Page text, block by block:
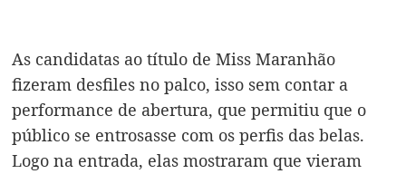
As candidatas ao título de Miss Maranhão
fizeram desfiles no palco, isso sem contar a
performance de abertura, que permitiu que o
público se entrosasse com os perfis das belas.
Logo na entrada, elas mostraram que vieram